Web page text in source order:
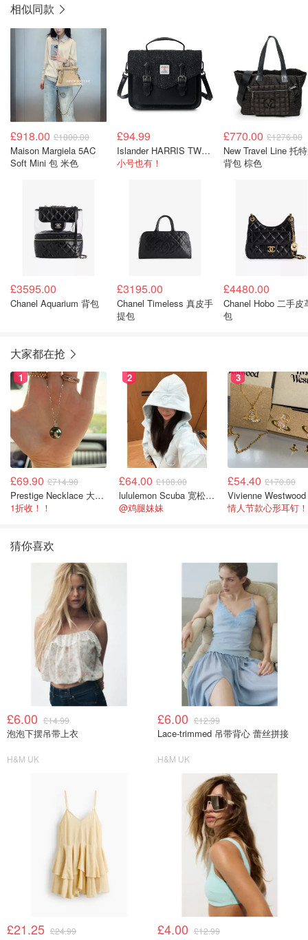
相似同款
£918.00 £1800.00
Maison Margiela 5AC
Soft Mini 包 米色
£94.99
Islander HARRIS TWEED 羊毛剑桥包 黑色
小号也有！
£770.00 £1276.00
New Travel Line 托
背包 棕色
£3595.00
Chanel Aquarium 背包
£3195.00
Chanel Timeless 真皮手
提包
£4480.00
Chanel Hobo 二手皮
包
大家都在抢
1
£69.90 £714.90
Prestige Necklace 大溪地珍珠项链 10-11mm
1折收！！
2
£64.00 £108.00
lululemon Scuba 宽松半拉链卫衣
@鸡腿妹妹
3
£54.40 £170.00
情人节款心形耳钉！
猜你喜欢
£6.00 £14.99
泡泡下摆吊带上衣
H&M UK
£6.00 £12.99
Lace-trimmed 吊带背心 蕾丝拼接
H&M UK
£21.25 £24.99 £4.00 £12.99